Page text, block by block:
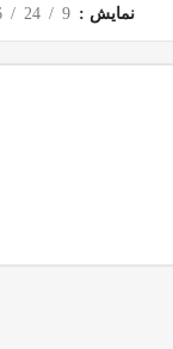
نمایش 9
24